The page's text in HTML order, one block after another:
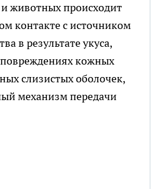
животных происходит
контакте с источником
в результате укуса,
кожных
слизистых оболочек,
механизм передачи